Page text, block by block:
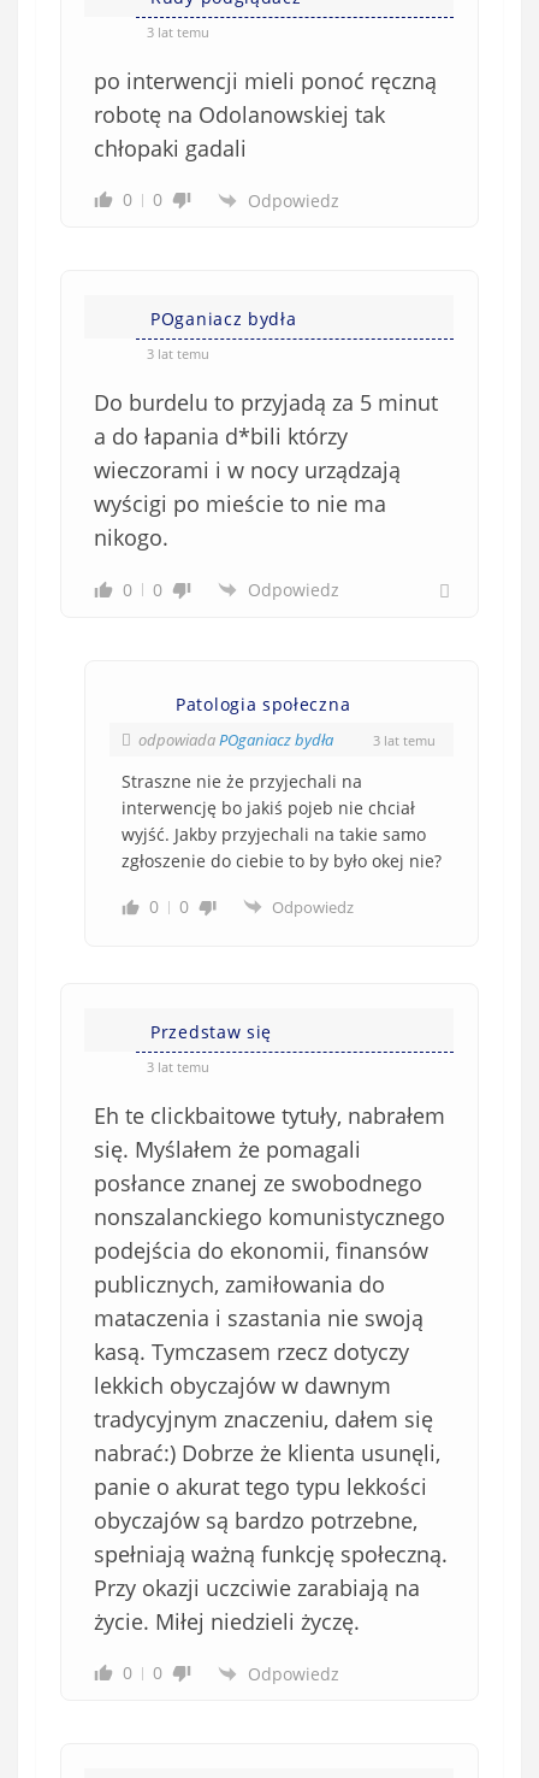
3 lat temu
po interwencji mieli ponoć ręczną
robotę na Odolanowskiej tak
chłopaki gadali
0 0 Odpowiedz
POganiacz bydła
3 lat temu
Do burdelu to przyjadą za 5 minut
a do łapania d*bili którzy
wieczorami i w nocy urządzają
wyścigi po mieście to nie ma
nikogo.
0 0 Odpowiedz
Patologia społeczna
odpowiadaPOganiacz bydła 3 lat temu
Straszne nie że przyjechali na
interwencję bo jakiś pojeb nie chciał
wyjść. Jakby przyjechali na takie samo
zgłoszenie do ciebie to by było okej nie?
0
0 Odpowiedz
Przedstaw się
3 lat temu
Eh te clickbaitowe tytuły, nabrałem
się. Myślałem że pomagali
posłance znanej ze swobodnego
nonszalanckiego komunistycznego
podejścia do ekonomii, finansów
publicznych, zamiłowania do
mataczenia i szastania nie swoją
kasą. Tymczasem rzecz dotyczy
lekkich obyczajów w dawnym
tradycyjnym znaczeniu, dałem się
nabrać:) Dobrze że klienta usunęli,
panie o akurat tego typu lekkości
obyczajów są bardzo potrzebne,
spełniają ważną funkcję społeczną.
Przy okazji uczciwie zarabiają na
życie. Miłej niedzieli życzę.
0 0 Odpowiedz